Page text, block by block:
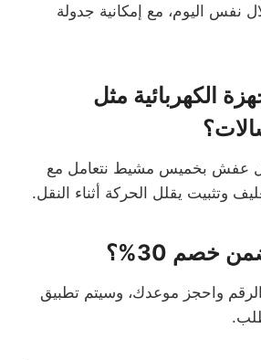
نفس اليوم، مع إمكانية جدولة
الكهربائية مثل
عفش بخميس مشيط نتعامل مع
وتثبيت يقلل الحركة أثناء النقل.
خصم 30%؟
واحجز موعدك، وسيتم تطبيق